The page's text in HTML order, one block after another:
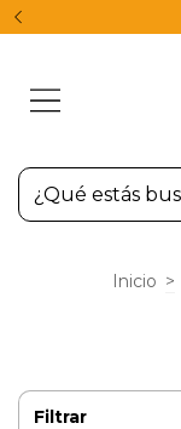
Inicio >
Filtrar